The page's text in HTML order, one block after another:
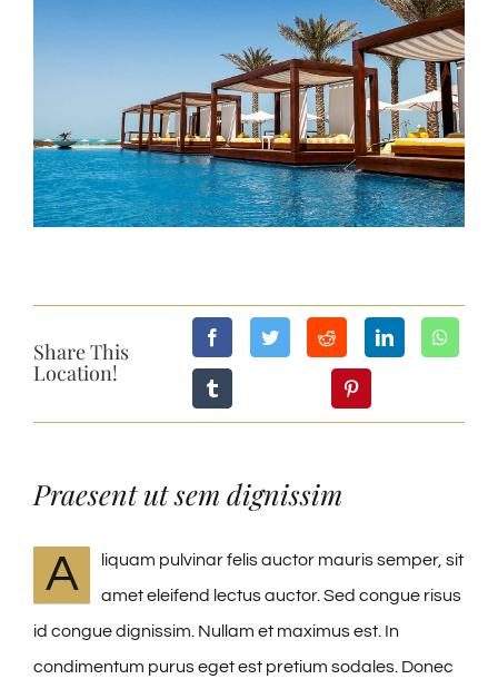
Share This
Location!
Praesent ut sem dignissim
A
liquam pulvinar felis auctor mauris semper, sit
amet eleifend lectus auctor. Sed congue risus
id congue dignissim. Nullam et maximus est. In
condimentum purus eget est pretium sodales. Donec